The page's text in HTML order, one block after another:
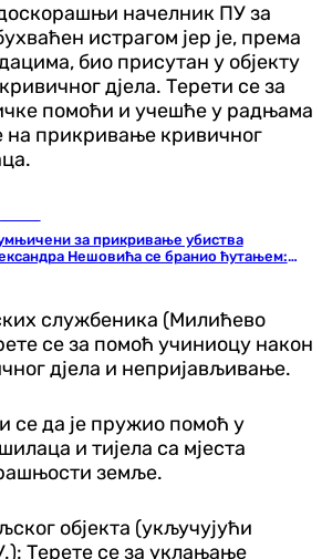
начелник ПУ за
истрагом јер је, према
био присутан у објекту
дјела. Терети се за
помоћи и учешће у радњама
на прикривање кривичног
за прикривање убиства
Нешовића се бранио ћутањем:
иза решетака
службеника (Милићево
се за помоћ учиниоцу након
дјела и непријављивање.
се да је пружио помоћ у
и тијела са мјеста
земље.
објекта (укључујући
Терете се за уклањање